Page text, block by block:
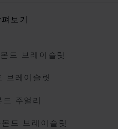
보기
드 브레이슬릿
브레이슬릿
주얼리
드 브레이슬릿